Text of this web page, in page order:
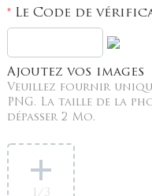
*Le Code de
Ajoutez vos images
Veuillez fournir
PNG. La taille de la
dépasser 2 Mo.
/3